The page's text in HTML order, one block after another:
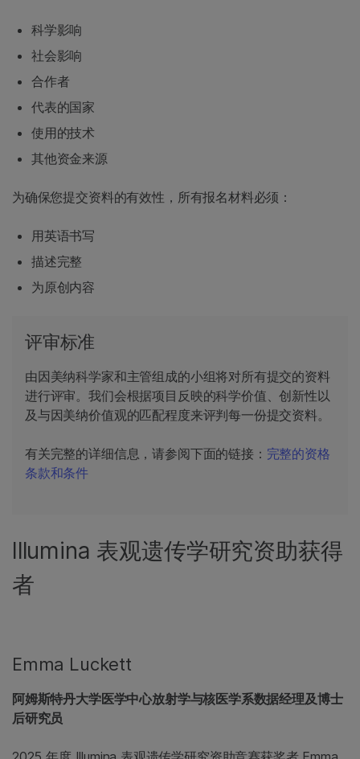
科学影响
社会影响
合作者
代表的国家
使用的技术
其他资金来源
为确保您提交资料的有效性，所有报名材料必须：
用英语书写
描述完整
为原创内容
评审标准
由因美纳科学家和主管组成的小组将对所有提交的资料
进行评审。我们会根据项目反映的科学价值、创新性以
及与因美纳价值观的匹配程度来评判每一份提交资料。
有关完整的详细信息，请参阅下面的链接： 完整的资格
条款和条件
Illumina 表观遗传学研究资助获得
者
Emma Luckett
阿姆斯特丹大学医学中心放射学与核医学系数据经理及博士
后研究员